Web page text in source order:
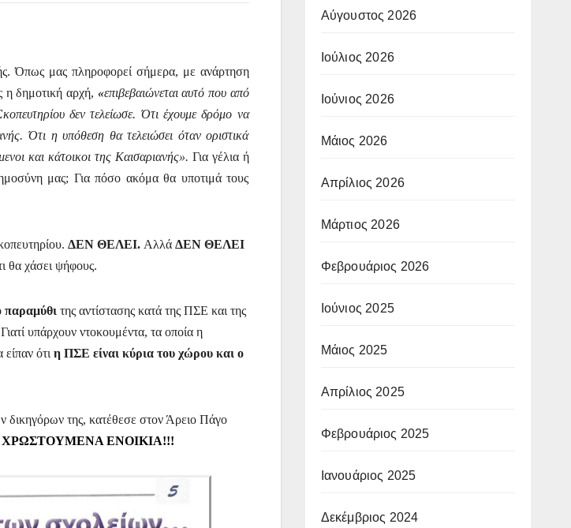
Όπως μας πληροφορεί σήμερα, με ανάρτηση
η δημοτική αρχή, «επιβεβαιώνεται αυτό που από
δεν τελείωσε. Ότι έχουμε δρόμο να
Ότι η υπόθεση θα τελειώσει όταν οριστικά
και κάτοικοι της Καισαριανής». Για γέλια ή
μας; Για πόσο ακόμα θα υποτιμά τους
ΔΕΝ ΘΕΛΕΙ. Αλλά ΔΕΝ ΘΕΛΕΙ
θα χάσει ψήφους.
παραμύθι της αντίστασης κατά της ΠΣΕ και της
Γιατί υπάρχουν ντοκουμέντα, τα οποία η
ότι η ΠΣΕ είναι κύρια του χώρου και ο
της, κατέθεσε στον Άρειο Πάγο
ΕΝΟΙΚΙΑ!!!
Αύγουστος 2026
Ιούλιος 2026
Ιούνιος 2026
Μάιος 2026
Απρίλιος 2026
Μάρτιος 2026
Φεβρουάριος 2026
Ιούνιος 2025
Μάιος 2025
Απρίλιος 2025
Φεβρουάριος 2025
Ιανουάριος 2025
Δεκέμβριος 2024